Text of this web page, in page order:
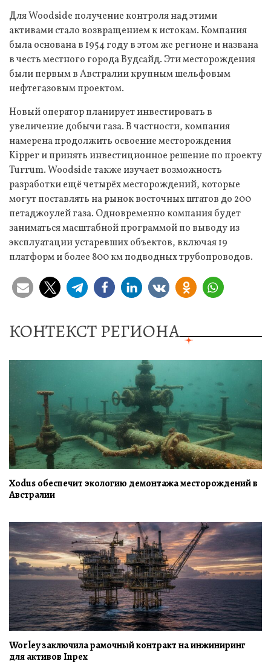
Для Woodside получение контроля над этими
активами стало возвращением к истокам. Компания
была основана в 1954 году в этом же регионе и названа
в честь местного города Вудсайд. Эти месторождения
были первым в Австралии крупным шельфовым
нефтегазовым проектом.
Новый оператор планирует инвестировать в
увеличение добычи газа. В частности, компания
намерена продолжить освоение месторождения
Kipper и принять инвестиционное решение по проекту
Turrum. Woodside также изучает возможность
разработки ещё четырёх месторождений, которые
могут поставлять на рынок восточных штатов до 200
петаджоулей газа. Одновременно компания будет
заниматься масштабной программой по выводу из
эксплуатации устаревших объектов, включая 19
платформ и более 800 км подводных трубопроводов.
КОНТЕКСТ РЕГИОНА
Xodus обеспечит экологию демонтажа месторождений в
Австралии
Worley заключила рамочный контракт на инжиниринг
для активов Inpex